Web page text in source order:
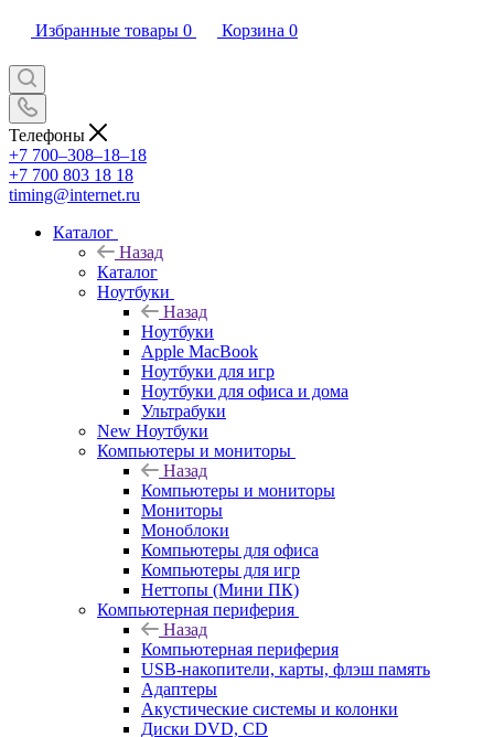
Избранные товары 0 Корзина 0
Телефоны
+7 700‒308‒18‒18
+7 700 803 18 18
timing@internet.ru
Каталог
Назад
Каталог
Ноутбуки
Назад
Ноутбуки
Apple MacBook
Ноутбуки для игр
Ноутбуки для офиса и дома
Ультрабуки
New Ноутбуки
Компьютеры и мониторы
Назад
Компьютеры и мониторы
Мониторы
Моноблоки
Компьютеры для офиса
Компьютеры для игр
Неттопы (Мини ПК)
Компьютерная периферия
Назад
Компьютерная периферия
USB-накопители, карты, флэш память
Адаптеры
Акустические системы и колонки
Диски DVD, CD